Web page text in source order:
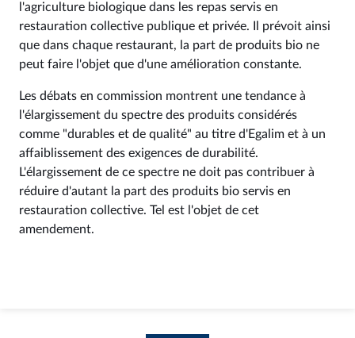
l'agriculture biologique dans les repas servis en
restauration collective publique et privée. Il prévoit ainsi
que dans chaque restaurant, la part de produits bio ne
peut faire l'objet que d'une amélioration constante.
Les débats en commission montrent une tendance à
l'élargissement du spectre des produits considérés
comme "durables et de qualité" au titre d'Egalim et à un
affaiblissement des exigences de durabilité.
L'élargissement de ce spectre ne doit pas contribuer à
réduire d'autant la part des produits bio servis en
restauration collective. Tel est l'objet de cet
amendement.